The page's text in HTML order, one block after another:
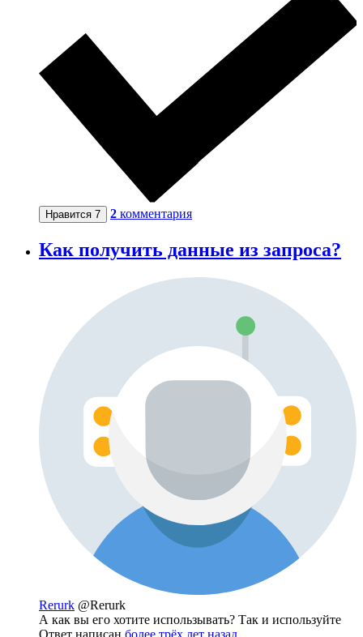
Нравится 7 2 комментария
Как получить данные из запроса?
Rerurk @Rerurk
А как вы его хотите использывать? Так и используйте
Ответ написан более трёх лет назад